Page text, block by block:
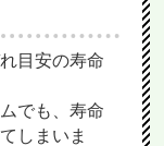
目安の寿命
でも、寿命
しまいま